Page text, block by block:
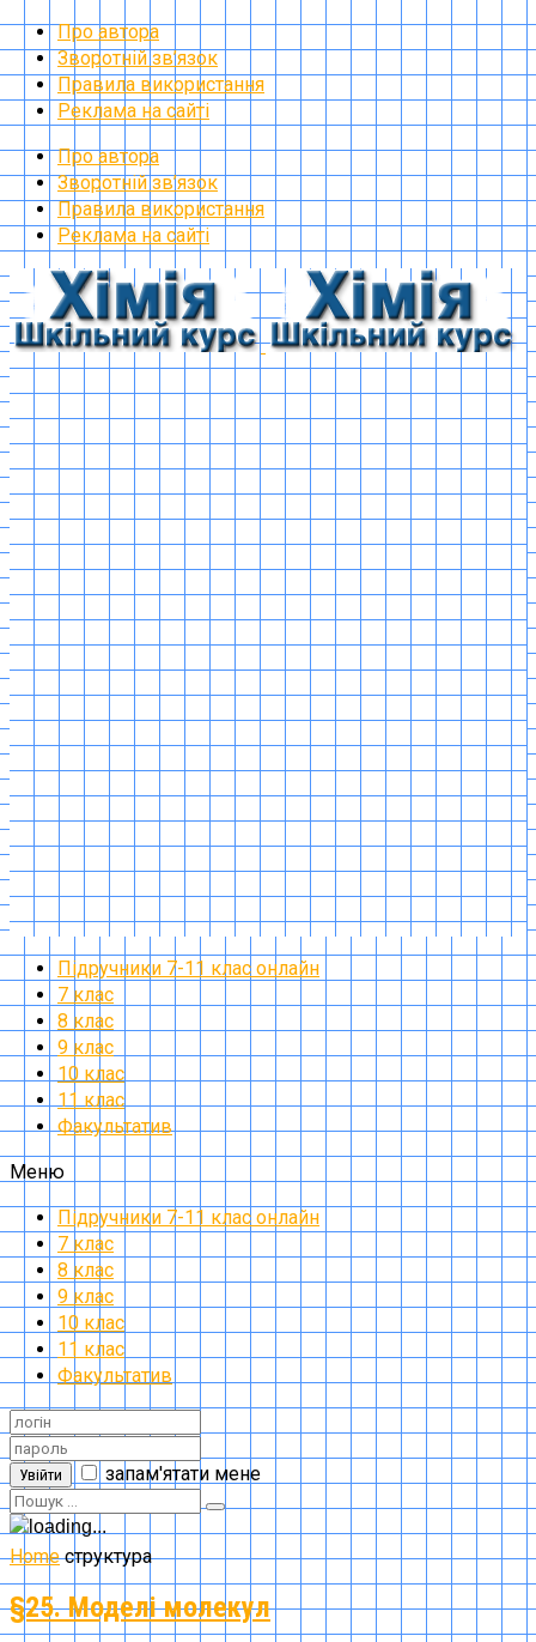
Про автора
Зворотній зв’язок
Правила використання
Реклама на сайті
Про автора
Зворотній зв’язок
Правила використання
Реклама на сайті
Підручники 7-11 клас онлайн
7 клас
8 клас
9 клас
10 клас
11 клас
Факультатив
Меню
Підручники 7-11 клас онлайн
7 клас
8 клас
9 клас
10 клас
11 клас
Факультатив
Увійти запам'ятати мене
Home структура
§25. Моделі молекул